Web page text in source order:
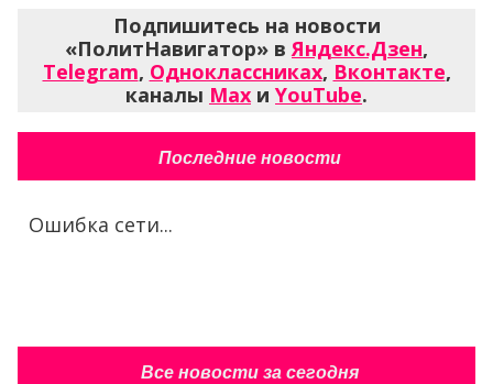
Подпишитесь на новости
«ПолитНавигатор» вЯндекс.Дзен,
Telegram, Одноклассниках, Вконтакте,
каналы Max и YouTube.
Последние новости
Ошибка сети...
Все новости за сегодня